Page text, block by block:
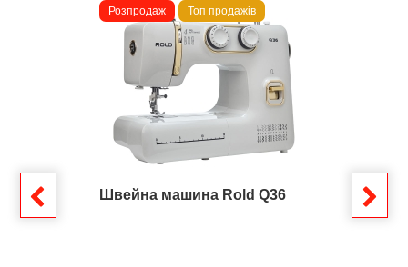
Розпродаж Топ продажів
Швейна машина Rold Q36